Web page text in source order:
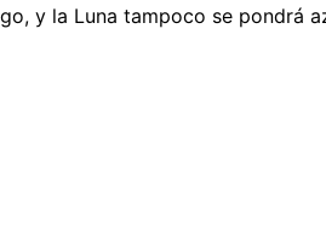
y la Luna tampoco se pondrá